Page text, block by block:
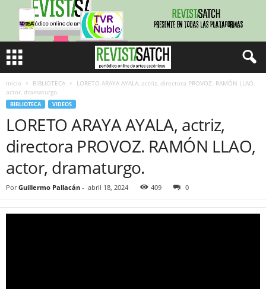
Inicio BIBLIOTECA
LORETO ARAYA AYALA, actriz, directora PROVOZ. RAMÓN LLAO,
actor, dramaturgo.
BIBLIOTECA VIDEOS
LORETO ARAYA AYALA, actriz,
directora PROVOZ. RAMÓN LLAO,
actor, dramaturgo.
Por Guillermo Pallacán - abril 18, 2024 409 0